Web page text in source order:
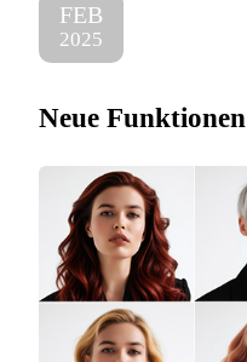
FEB
2025
Neue Funktionen